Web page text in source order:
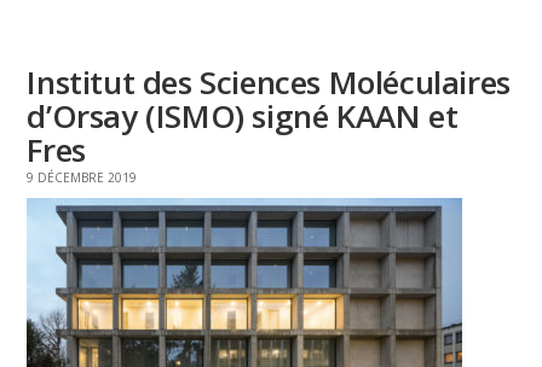
Institut des Sciences Moléculaires
d’Orsay (ISMO) signé KAAN et
Fres
9 DÉCEMBRE 2019